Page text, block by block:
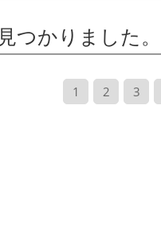
見つかりました。
1 2 3